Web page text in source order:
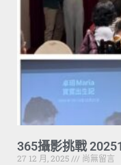
365攝影挑戰
27 12 月, 2025
尚無留言